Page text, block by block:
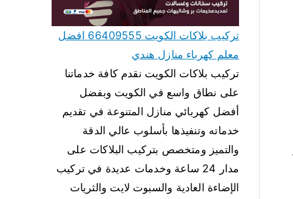
تركيب بلاكات الكويت 66409555 افضل
معلم كهرباء منازل هندي
تركيب بلاكات الكويت نقدم كافة خدماتنا
على نطاق واسع في الكويت وبفضل
أفضل كهربائي منازل المتنوعة في تقديم
خدماته وتنفيذها بأسلوب عالي الدقة
والتميز ومتخصص بتركيب البلاكات على
مدار 24 ساعة وخدمات عديدة في تركيب
الإضاءة العادية والسبوت لايت والثريات